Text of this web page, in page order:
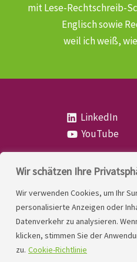
Wir schätzen Ihre
Wir verwenden Cookies, um Ihr
personalisierte Anzeigen oder
Datenverkehr zu analysieren.
klicken, stimmen Sie der
zu. Cookie-Richtlinie
mit Lese-Rechtschreib-
Englisch sowie
weil ich weiß,
LinkedIn
YouTube
LINDNER. 2026 |